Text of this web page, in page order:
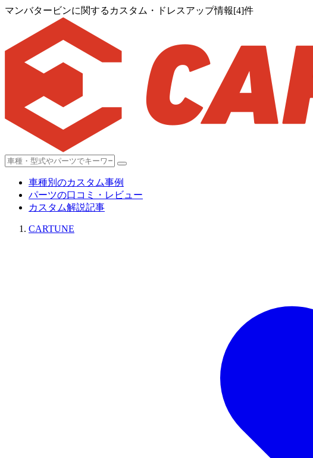
マンバタービンに関するカスタム・ドレスアップ情報[4]件
車種別のカスタム事例
パーツの口コミ・レビュー
カスタム解説記事
CARTUNE